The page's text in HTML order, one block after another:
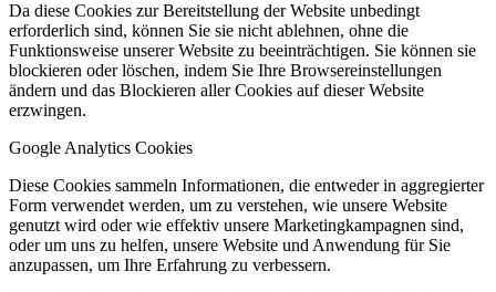
Da diese Cookies zur Bereitstellung der Website unbedingt
erforderlich sind, können Sie sie nicht ablehnen, ohne die
Funktionsweise unserer Website zu beeinträchtigen. Sie können sie
blockieren oder löschen, indem Sie Ihre Browsereinstellungen
ändern und das Blockieren aller Cookies auf dieser Website
erzwingen.
Google Analytics Cookies
Diese Cookies sammeln Informationen, die entweder in aggregierter
Form verwendet werden, um zu verstehen, wie unsere Website
genutzt wird oder wie effektiv unsere Marketingkampagnen sind,
oder um uns zu helfen, unsere Website und Anwendung für Sie
anzupassen, um Ihre Erfahrung zu verbessern.